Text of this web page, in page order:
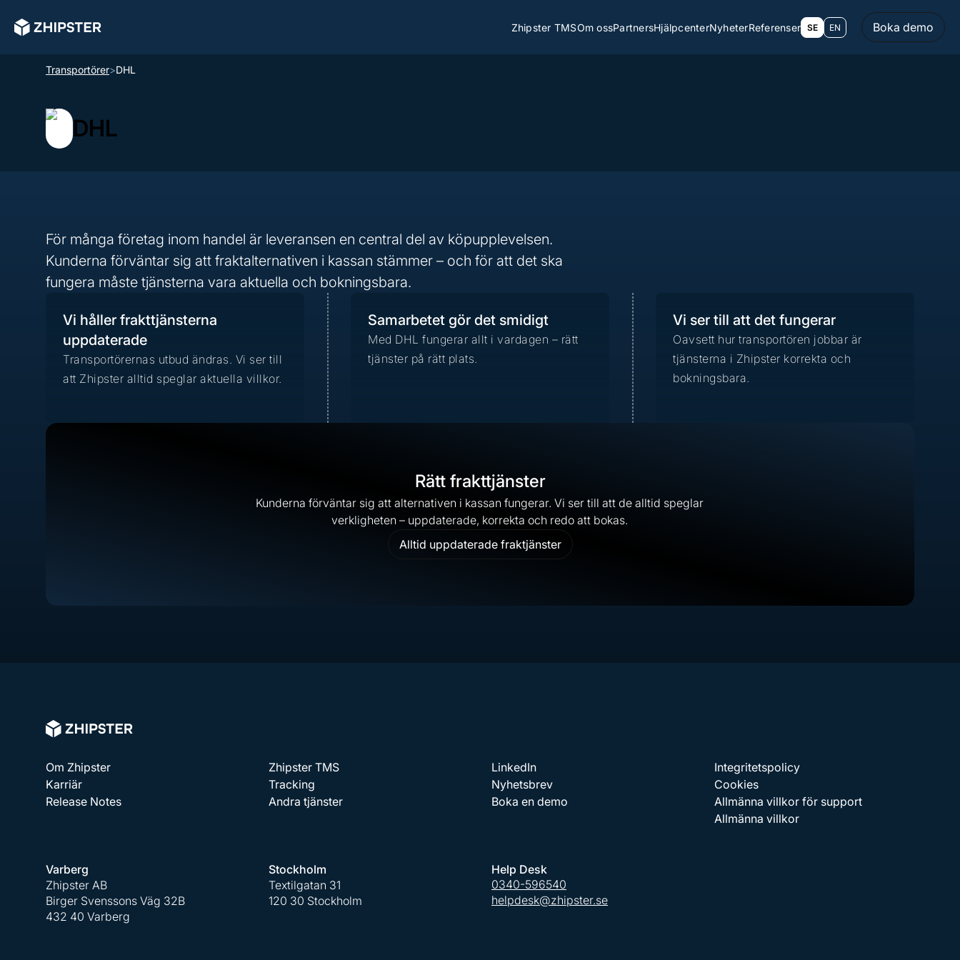
Zhipster TMSOm ossPartnersHjälpcenterNyheterReferenser SE EN Boka demo
Transportörer>DHL
DHL
För många företag inom handel är leveransen en central del av köpupplevelsen.
Kunderna förväntar sig att fraktalternativen i kassan stämmer – och för att det ska
fungera måste tjänsterna vara aktuella och bokningsbara.
Vi håller frakttjänsterna
uppdaterade
Transportörernas utbud ändras. Vi ser till
att Zhipster alltid speglar aktuella villkor.
Samarbetet gör det smidigt
Med DHL fungerar allt i vardagen – rätt
tjänster på rätt plats.
Vi ser till att det fungerar
Oavsett hur transportören jobbar är
tjänsterna i Zhipster korrekta och
bokningsbara.
Rätt frakttjänster
Kunderna förväntar sig att alternativen i kassan fungerar. Vi ser till att de alltid speglar
verkligheten – uppdaterade, korrekta och redo att bokas.
Alltid uppdaterade fraktjänster
Om Zhipster
Karriär
Release Notes
Zhipster TMS
Tracking
Andra tjänster
LinkedIn
Nyhetsbrev
Boka en demo
Integritetspolicy
Cookies
Allmänna villkor för support
Allmänna villkor
Varberg
Zhipster AB
Birger Svenssons Väg 32B
432 40 Varberg
Stockholm
Textilgatan 31
120 30 Stockholm
Help Desk
0340-596540
helpdesk@zhipster.se